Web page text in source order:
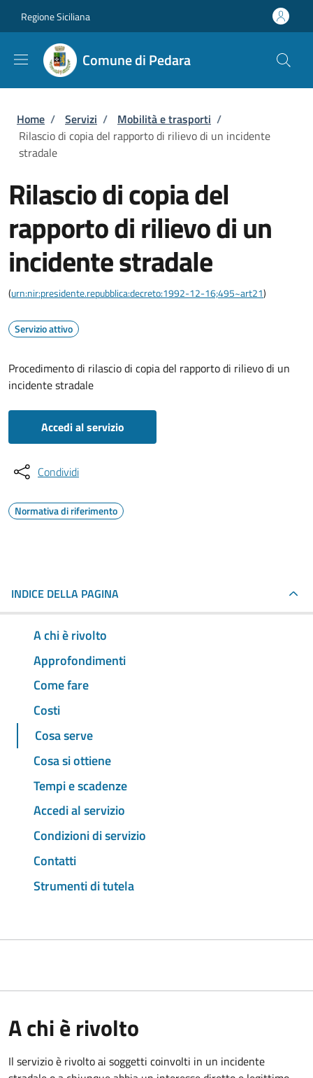
Regione Siciliana
Comune di Pedara
Briciole di pane
Home / Servizi / Mobilità e trasporti /
Rilascio di copia del rapporto di rilievo di un incidente
stradale
Rilascio di copia del
rapporto di rilievo di un
incidente stradale
(urn:nir:presidente.repubblica:decreto:1992-12-16;495~art21)
Servizio attivo
Procedimento di rilascio di copia del rapporto di rilievo di un
incidente stradale
Accedi al servizio
Condividi
Normativa di riferimento
INDICE DELLA PAGINA
A chi è rivolto
Approfondimenti
Come fare
Costi
Cosa serve
Cosa si ottiene
Tempi e scadenze
Accedi al servizio
Condizioni di servizio
Contatti
Strumenti di tutela
A chi è rivolto
Il servizio è rivolto ai soggetti coinvolti in un incidente